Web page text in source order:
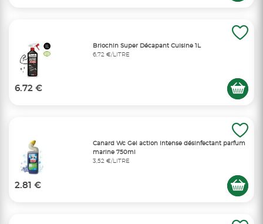
Briochin Super Décapant Cuisine 1L
6,72 €/LITRE
6.72 €
Canard Wc Gel action intense désinfectant parfum
marine 750ml
3,52 €/LITRE
2.81 €